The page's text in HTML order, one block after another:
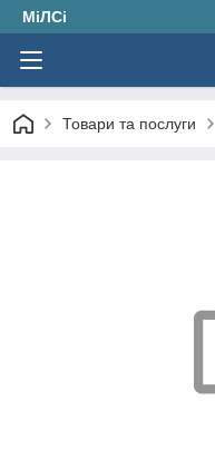
МіЛСі
Товари та послуги